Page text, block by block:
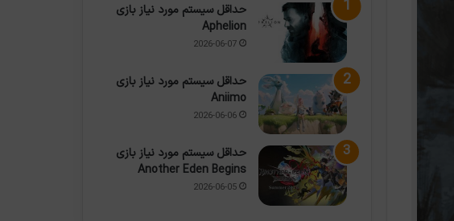
حداقل سیستم مورد نیاز بازی
Aphelion
2026-06-07
حداقل سیستم مورد نیاز بازی
Aniimo
2026-06-06
حداقل سیستم مورد نیاز بازی
Another Eden Begins
2026-06-05